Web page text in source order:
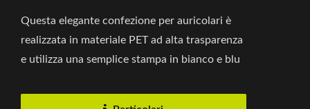
Questa elegante confezione per auricolari è
realizzata in materiale PET ad alta trasparenza
e utilizza una semplice stampa in bianco e blu